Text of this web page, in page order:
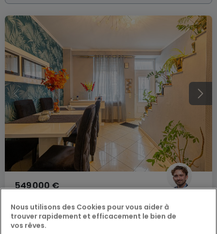
549 000 €
120 m² 3 1 1
Nous utilisons des Cookies pour vous aider à
trouver rapidement et efficacement le bien de
vos rêves.